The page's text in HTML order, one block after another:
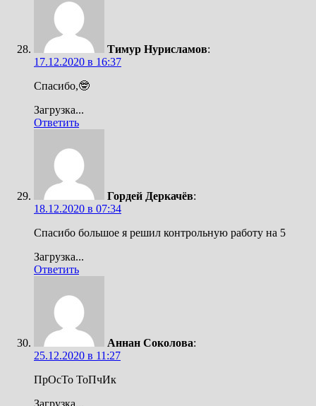
Тимур Нурисламов:
17.12.2020 в 16:37
Спасибо,🤓
Загрузка...
Ответить
Гордей Деркачёв:
18.12.2020 в 07:34
Спасибо большое я решил контрольную работу на 5
Загрузка...
Ответить
Аннан Соколова:
25.12.2020 в 11:27
ПрОсТо ТоПчИк